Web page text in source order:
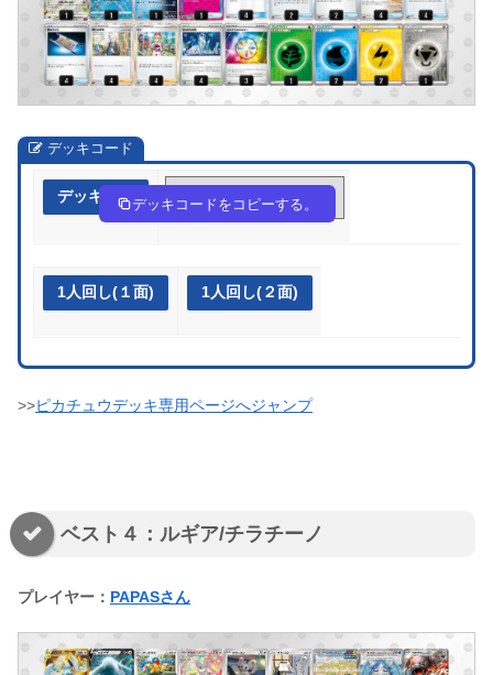
デッキコード
デッキ作成 HLniQg-Y2EIkk-gLLHnQ
デッキコードをコピーする。
1人回し(１面) 1人回し(２面)
>>ピカチュウデッキ専用ページへジャンプ
ベスト４：ルギア/チラチーノ
プレイヤー： PAPASさん